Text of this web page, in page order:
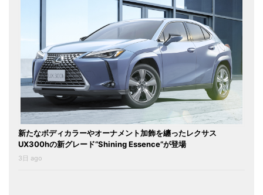
新たなボディカラーやオーナメント加飾を纏ったレクサス
UX300hの新グレード“Shining Essence”が登場
3日 ago